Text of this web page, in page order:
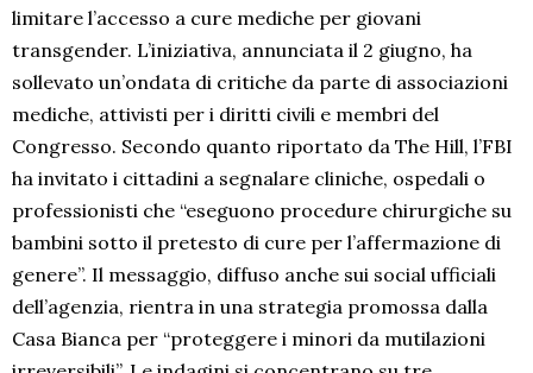
limitare l’accesso a cure mediche per giovani
transgender. L’iniziativa, annunciata il 2 giugno, ha
sollevato un’ondata di critiche da parte di associazioni
mediche, attivisti per i diritti civili e membri del
Congresso. Secondo quanto riportato da The Hill, l’FBI
ha invitato i cittadini a segnalare cliniche, ospedali o
professionisti che “eseguono procedure chirurgiche su
bambini sotto il pretesto di cure per l’affermazione di
genere”. Il messaggio, diffuso anche sui social ufficiali
dell’agenzia, rientra in una strategia promossa dalla
Casa Bianca per “proteggere i minori da mutilazioni